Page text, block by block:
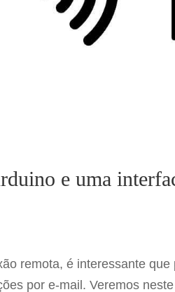
e uma
remota, é interessante
por e-mail. Veremos